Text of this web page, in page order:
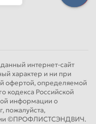
интернет-сайт
характер и ни при
офертой, определяемой
кодекса Российской
информации о
пожалуйста,
©ПРОФЛИСТСЭНДВИЧ.